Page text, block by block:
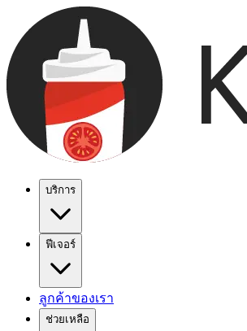
บริการ
ฟีเจอร์
ลูกค้าของเรา
ช่วยเหลือ